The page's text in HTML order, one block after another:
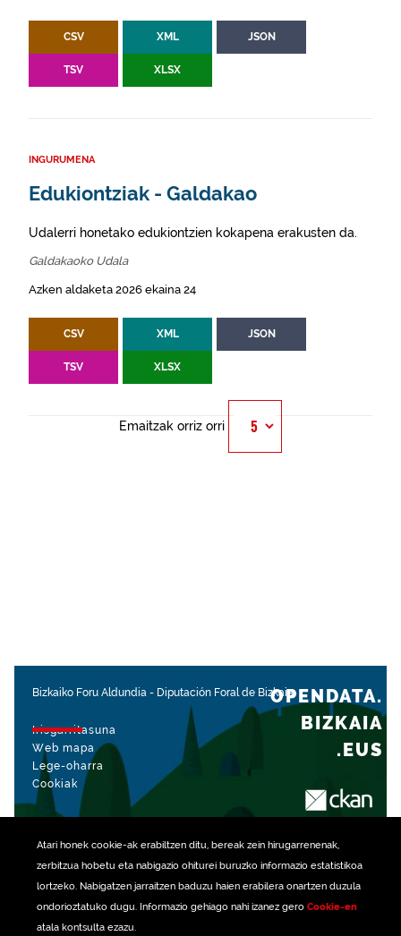
Atari honek cookie-ak erabiltzen ditu, bereak zein hirugarrenenak,
zerbitzua hobetu eta nabigazio ohiturei buruzko informazio estatistikoa
lortzeko. Nabigatzen jarraitzen baduzu haien erabilera onartzen duzula
ondorioztatuko dugu. Informazio gehiago nahi izanez gero Cookie-en
atala kontsulta ezazu.
CSV XML JSON
TSV XLSX
INGURUMENA
Edukiontziak - Galdakao
Udalerri honetako edukiontzien kokapena erakusten da.
Galdakaoko Udala
Azken aldaketa 2026 ekaina 24
CSV XML JSON
TSV XLSX
Emaitzak orriz orri
Bizkaiko Foru Aldundia - Diputación Foral de Bizkaia
Irisgarritasuna
Web mapa
Lege-oharra
Cookiak
OPENDATA.
BIZKAIA
.EUS